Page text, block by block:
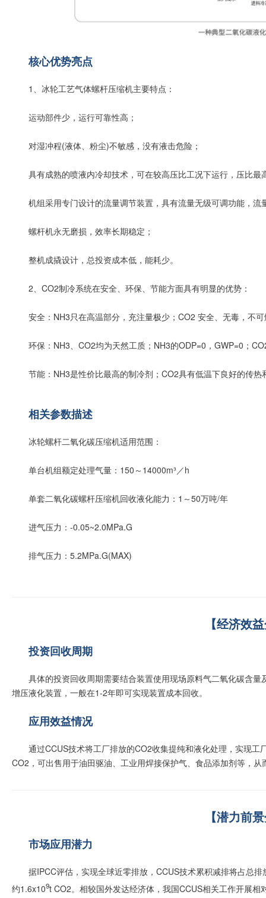
核心优势亮点
1、冰轮工艺气体螺杆压缩机主要特点：
运动部件少，运行可靠性高；
对湿冲程(液体、粉尘)不敏感，没有液击危险；
具有成熟的喷液内冷却技术，可在较高压比工况下运行，压比
机组采用专门设计的流量调节装置，具有流量无级可调功能，流
螺杆机永无磨损，效率长期稳定；
整机成撬设计，总投资成本低，能耗少。
2、CO2制冷系统在安全、环保、节能方面具有明显的优势：
安全：NH3只在高温部分，充注量极少；CO2 安全、无毒，不
环保：NH3、CO2均为天然工质；NH3的ODP=0，GWP=0；
节能：NH3是性价比最高的制冷剂；CO2具有低温下良好的传热
相关参数描述
冰轮螺杆二氧化碳压缩机适用范围：
单台机组额定处理气量：150～14000m³／h
单套二氧化碳螺杆压缩机回收液化能力：1～50万吨/年
进气压力：-0.05~2.0MPa.G
排气压力：5.2MPa.G(MAX)
【经济效
投资回收周期
具体的投资回收周期需要结合装置使用现场原料气二氧化碳含
增压液化装置，一般在1-2年即可实现装置成本回收。
应用效益情况
通过CCUS技术将工厂排放的CO2收集提纯和液化处理，实现
CO2，可出售用于油田驱油、工业用焊接保护气、食品添加剂等，
【潜力前
市场应用潜力
据IPCC评估，实现全球近零排放，CCUS技术累积减排将占总
约1.6x109t CO2。相较国外发达经济体，我国CCUS相关工作开展